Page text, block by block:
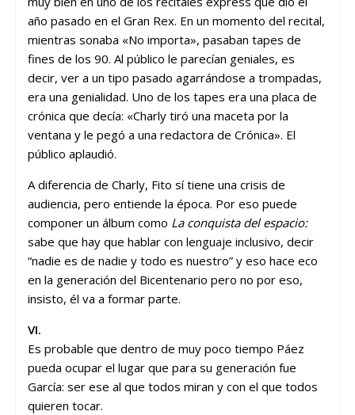
año pasado en el Gran Rex. En un momento del recital,
mientras sonaba «No importa», pasaban tapes de
fines de los 90. Al público le parecían geniales, es
decir, ver a un tipo pasado agarrándose a trompadas,
era una genialidad. Uno de los tapes era una placa de
crónica que decía: «Charly tiró una maceta por la
ventana y le pegó a una redactora de Crónica». El
público aplaudió.
A diferencia de Charly, Fito sí tiene una crisis de
audiencia, pero entiende la época. Por eso puede
componer un álbum como La conquista del espacio:
sabe que hay que hablar con lenguaje inclusivo, decir
“nadie es de nadie y todo es nuestro” y eso hace eco
en la generación del Bicentenario pero no por eso,
insisto, él va a formar parte.
VI.
Es probable que dentro de muy poco tiempo Páez
pueda ocupar el lugar que para su generación fue
García: ser ese al que todos miran y con el que todos
quieren tocar.